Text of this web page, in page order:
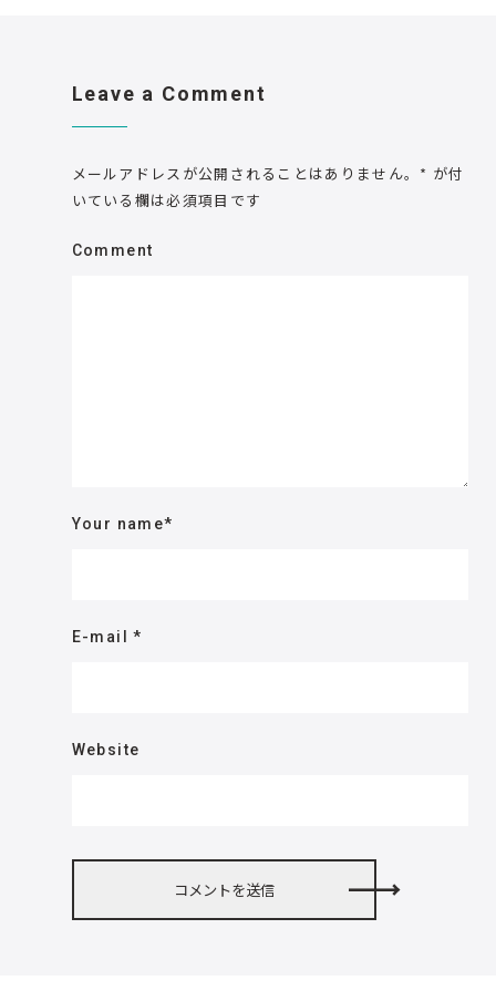
Leave a Comment
メールアドレスが公開されることはありません。 * が付
いている欄は必須項目です
Comment
Your name*
E-mail*
Website